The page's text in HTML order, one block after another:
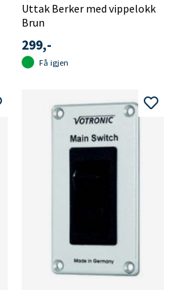
Uttak Berker med vippelokk
Brun
299,-
Få igjen